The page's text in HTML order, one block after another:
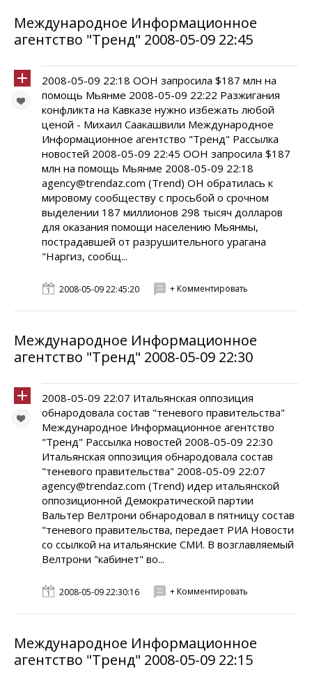
Международное Информационное
агентство "Тренд" 2008-05-09 22:45
2008-05-09 22:18 ООН запросила $187 млн на
помощь Мьянме 2008-05-09 22:22 Разжигания
конфликта на Кавказе нужно избежать любой
ценой - Михаил Саакашвили Международное
Информационное агентство "Тренд" Рассылка
новостей 2008-05-09 22:45 ООН запросила $187
млн на помощь Мьянме 2008-05-09 22:18
agency@trendaz.com (Trend) ОН обратилась к
мировому сообществу с просьбой о срочном
выделении 187 миллионов 298 тысяч долларов
для оказания помощи населению Мьянмы,
пострадавшей от разрушительного урагана
"Наргиз, сообщ...
2008-05-09 22:45:20 + Комментировать
Международное Информационное
агентство "Тренд" 2008-05-09 22:30
2008-05-09 22:07 Итальянская оппозиция
обнародовала состав "теневого правительства"
Международное Информационное агентство
"Тренд" Рассылка новостей 2008-05-09 22:30
Итальянская оппозиция обнародовала состав
"теневого правительства" 2008-05-09 22:07
agency@trendaz.com (Trend) идер итальянской
оппозиционной Демократической партии
Вальтер Велтрони обнародовал в пятницу состав
"теневого правительства, передает РИА Новости
со ссылкой на итальянские СМИ. В возглавляемый
Велтрони "кабинет" во...
2008-05-09 22:30:16 + Комментировать
Международное Информационное
агентство "Тренд" 2008-05-09 22:15